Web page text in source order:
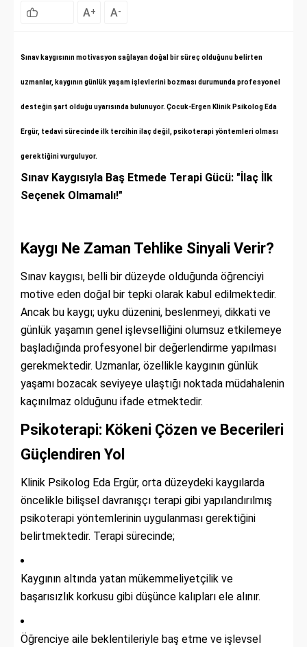
A+ A-
Sınav kaygısının motivasyon sağlayan doğal bir süreç olduğunu belirten
uzmanlar, kaygının günlük yaşam işlevlerini bozması durumunda profesyonel
desteğin şart olduğu uyarısında bulunuyor. Çocuk-Ergen Klinik Psikolog Eda
Ergür, tedavi sürecinde ilk tercihin ilaç değil, psikoterapi yöntemleri olması
gerektiğini vurguluyor.
Sınav Kaygısıyla Baş Etmede Terapi Gücü: "İlaç İlk
Seçenek Olmamalı!"
Kaygı Ne Zaman Tehlike Sinyali Verir?
Sınav kaygısı, belli bir düzeyde olduğunda öğrenciyi
motive eden doğal bir tepki olarak kabul edilmektedir.
Ancak bu kaygı; uyku düzenini, beslenmeyi, dikkati ve
günlük yaşamın genel işlevselliğini olumsuz etkilemeye
başladığında profesyonel bir değerlendirme yapılması
gerekmektedir. Uzmanlar, özellikle kaygının günlük
yaşamı bozacak seviyeye ulaştığı noktada müdahalenin
kaçınılmaz olduğunu ifade etmektedir.
Psikoterapi: Kökeni Çözen ve Becerileri
Güçlendiren Yol
Klinik Psikolog Eda Ergür, orta düzeydeki kaygılarda
öncelikle bilişsel davranışçı terapi gibi yapılandırılmış
psikoterapi yöntemlerinin uygulanması gerektiğini
belirtmektedir. Terapi sürecinde;
Kaygının altında yatan mükemmeliyetçilik ve
başarısızlık korkusu gibi düşünce kalıpları ele alınır.
Öğrenciye aile beklentileriyle baş etme ve işlevsel